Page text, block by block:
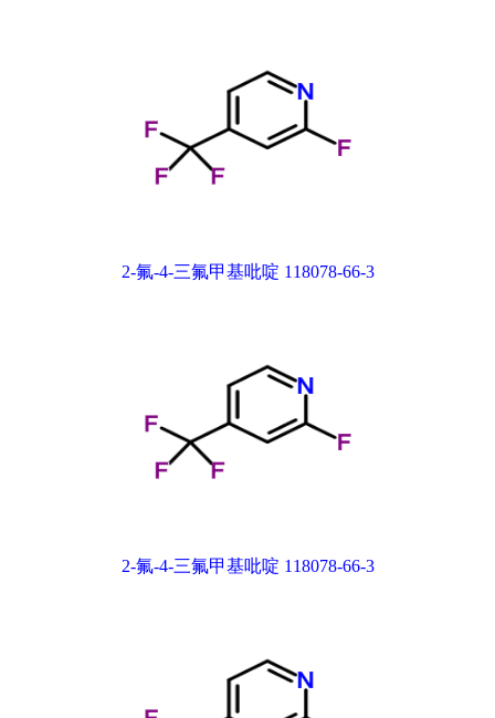
2-氟-4-三氟甲基吡啶 118078-66-3
2-氟-4-三氟甲基吡啶 118078-66-3